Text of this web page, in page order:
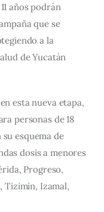
años podrán
que se
a la
de Yucatán
esta nueva etapa,
personas de 18
esquema de
dosis a menores
Progreso,
Tizimín, Izamal,